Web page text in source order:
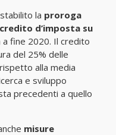
la proroga
d’imposta su
a fine 2020. Il credito
del 25% delle
alla media
e sviluppo
precedenti a quello
misure